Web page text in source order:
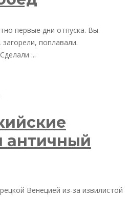
первые дни отпуска. Вы
поплавали.
...
античный
Венецией из-за извилистой